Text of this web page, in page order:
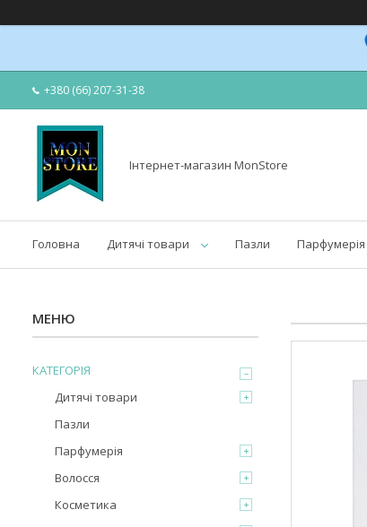
+380 (66) 207-31-38
Інтернет-магазин MonStore
Головна Дитячі товари Пазли Парфумерія
КАТЕГОРІЯ
Дитячі товари
Пазли
Парфумерія
Волосся
Косметика